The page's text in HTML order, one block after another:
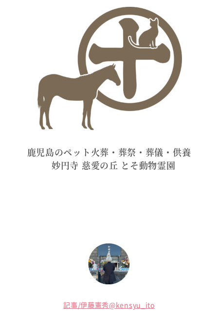
鹿児島のペット火葬・葬祭・葬儀・供養
妙円寺 慈愛の丘 とそ動物霊園
記事/伊藤憲秀@kensyu_ito